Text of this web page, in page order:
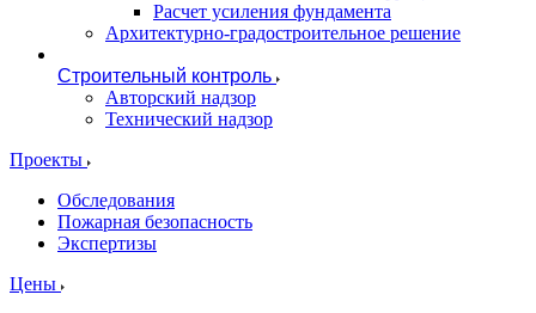
Расчет усиления фундамента
Архитектурно-градостроительное решение
Строительный контроль
Авторский надзор
Технический надзор
Проекты
Обследования
Пожарная безопасность
Экспертизы
Цены